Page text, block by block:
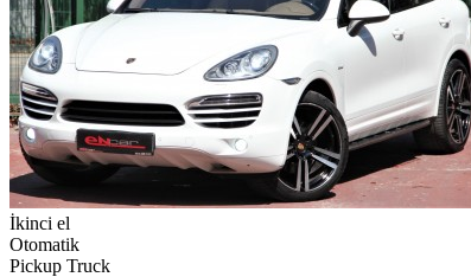
İkinci el
Otomatik
Pickup Truck